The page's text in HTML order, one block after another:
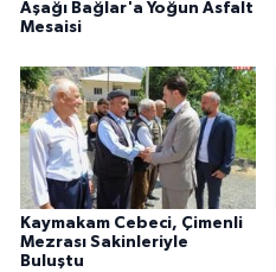
Aşağı Bağlar'a Yoğun Asfalt
Mesaisi
Kaymakam Cebeci, Çimenli
Mezrası Sakinleriyle
Buluştu